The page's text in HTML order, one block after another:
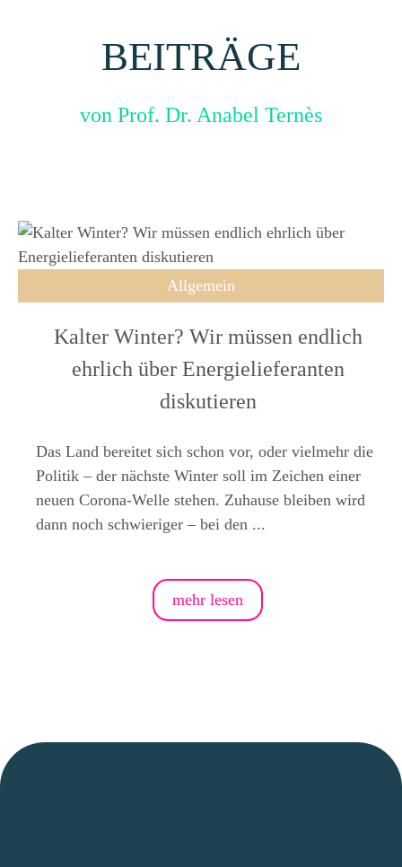
BEITRÄGE
von Prof. Dr. Anabel Ternès
Kalter Winter? Wir müssen endlich
ehrlich über Energielieferanten
diskutieren
Das Land bereitet sich schon vor, oder vielmehr die
Politik – der nächste Winter soll im Zeichen einer
neuen Corona-Welle stehen. Zuhause bleiben wird
dann noch schwieriger – bei den ...
mehr lesen
Allgemein